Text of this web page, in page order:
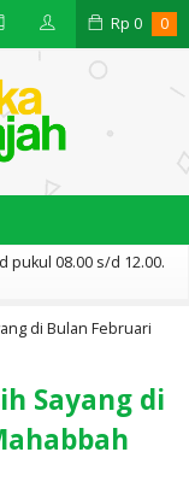
Rp 0 0
pukul 08.00 s/d 12.00.
di Bulan Februari
Sayang di